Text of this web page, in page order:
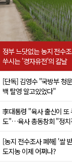
정부 느닷없는 농지 전수
쑤시는 '경자유전'의 칼날
[단독] 김영수 "국방부 청
백 탈영 알고있었다"
李대통령 "육사 출신이 또
도"…육사 총동창회 "정
[농지 전수조사 폐해] '쌀
도지농 이제 어쩌나?